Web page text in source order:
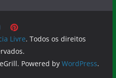
Livre. Todos os direitos
Powered by WordPress.